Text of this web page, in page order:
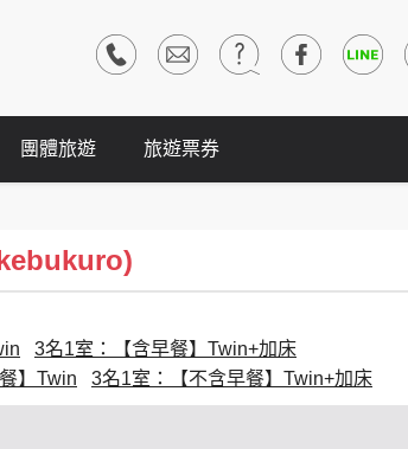
團體旅遊 旅遊票券
3名1室：【含早餐】Twin+加床
】Twin 3名1室：【不含早餐】Twin+加床